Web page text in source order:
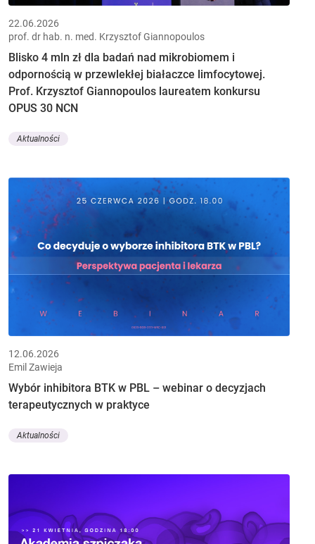
22.06.2026
prof. dr hab. n. med. Krzysztof Giannopoulos
Blisko 4 mln zł dla badań nad mikrobiomem i
odpornością w przewlekłej białaczce limfocytowej.
Prof. Krzysztof Giannopoulos laureatem konkursu
OPUS 30 NCN
Aktualności
12.06.2026
Emil Zawieja
Wybór inhibitora BTK w PBL – webinar o decyzjach
terapeutycznych w praktyce
Aktualności